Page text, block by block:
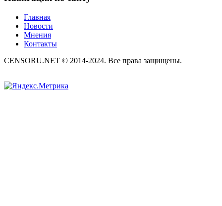
Главная
Новости
Мнения
Контакты
CENSORU.NET © 2014-2024. Все права защищены.